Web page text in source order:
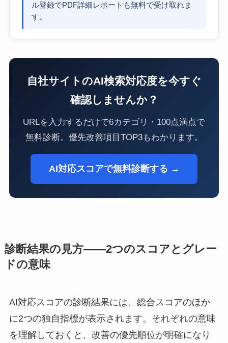
ル登録でPDF詳細レポートも無料で受け取れま
す。
自社サイトのAI検索対応度を今すぐ
確認しませんか？
URLを入力するだけで6カテゴリ・100点満点で
無料診断。優先改善項目TOP3もわかります。
AI対応スコアで無料診断する →
診断結果の見方——2つのスコアとグレー
ドの意味
AI対応スコアの診断結果には、総合スコアのほか
に2つの独自指標が表示されます。それぞれの意味
を理解しておくと、改善の優先順位が明確になり